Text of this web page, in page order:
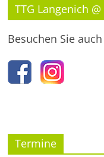
TTG Langenich
Besuchen Sie
Termine